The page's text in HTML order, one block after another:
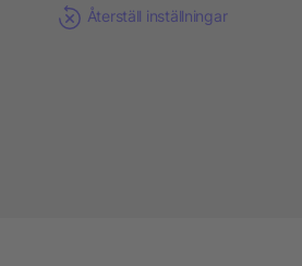
Återställ inställningar